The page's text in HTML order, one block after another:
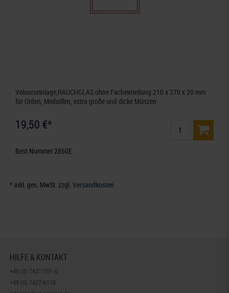
Velourseinlage,RAUCHGLAS ohne Facheinteilung 210 x 270 x 20 mm
für Orden, Medaillen, extra große und dicke Münzen
19,50 €*
Best.Nummer 2850E
* inkl. ges. MwSt. zzgl.Versandkosten
HILFE & KONTAKT
+49 (0) 7427/701-0
+49 (0) 7427/6118